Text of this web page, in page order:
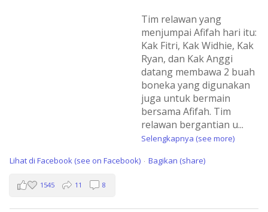
Tim relawan yang
menjumpai Afifah hari itu:
Kak Fitri, Kak Widhie, Kak
Ryan, dan Kak Anggi
datang membawa 2 buah
boneka yang digunakan
juga untuk bermain
bersama Afifah. Tim
relawan bergantian u...
Selengkapnya (see more)
Lihat di Facebook (see on Facebook) · Bagikan (share)
1545 11 8